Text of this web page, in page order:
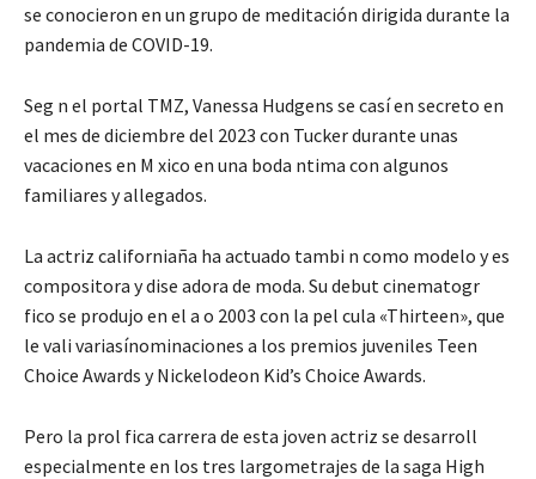
se conocieron en un grupo de meditación dirigida durante la
pandemia de COVID-19.
Seg n el portal TMZ, Vanessa Hudgens se casí en secreto en
el mes de diciembre del 2023 con Tucker durante unas
vacaciones en M xico en una boda ntima con algunos
familiares y allegados.
La actriz californiaña ha actuado tambi n como modelo y es
compositora y dise adora de moda. Su debut cinematogr
fico se produjo en el a o 2003 con la pel cula «Thirteen», que
le vali variasínominaciones a los premios juveniles Teen
Choice Awards y Nickelodeon Kid’s Choice Awards.
Pero la prol fica carrera de esta joven actriz se desarroll
especialmente en los tres largometrajes de la saga High